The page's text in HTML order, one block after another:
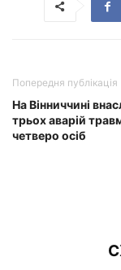
Попередня публікація
На Вінниччині
трьох аварій
четверо осіб